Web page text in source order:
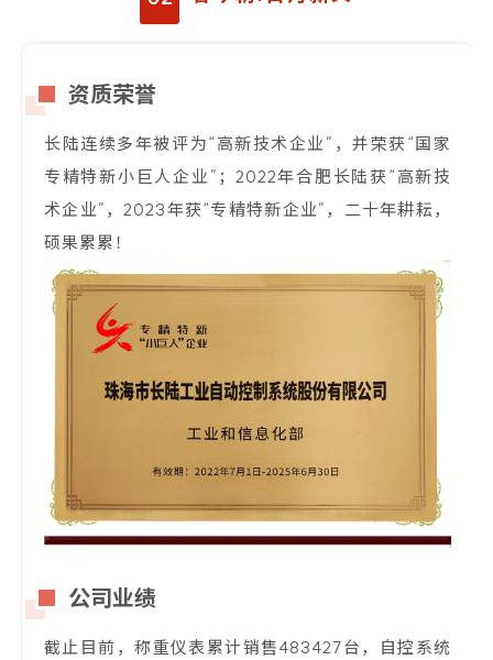
资质荣誉
长陆连续多年被评为“高新技术企业”，并荣获“国家
专精特新小巨人企业”；2022年合肥长陆获“高新技
术企业”，2023年获“专精特新企业”，二十年耕耘，
硕果累累！
公司业绩
截止目前，称重仪表累计销售483427台，自控系统